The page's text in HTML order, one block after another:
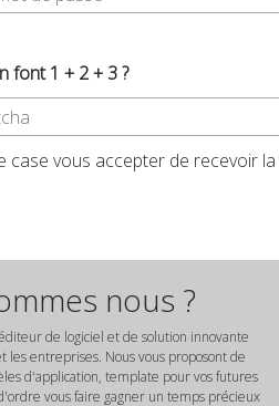
font 1 + 2 + 3 ?
case vous accepter de recevoir
nous ?
de logiciel et de solution innovante
les entreprises. Nous vous proposont de
d'application, template pour vos futures
vous faire gagner un temps précieux